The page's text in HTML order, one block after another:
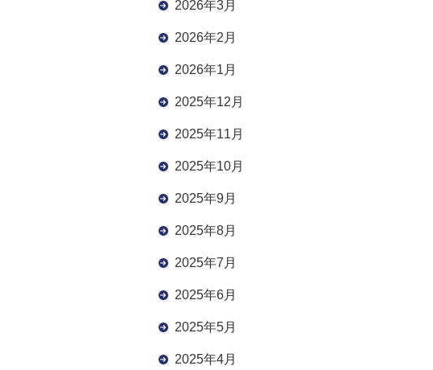
2026年3月
2026年2月
2026年1月
2025年12月
2025年11月
2025年10月
2025年9月
2025年8月
2025年7月
2025年6月
2025年5月
2025年4月